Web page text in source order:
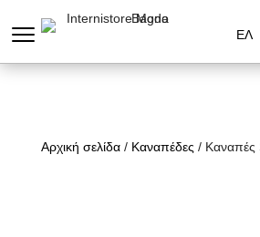
ΕΛ
Αρχική σελίδα/ Καναπέδες / Καναπές